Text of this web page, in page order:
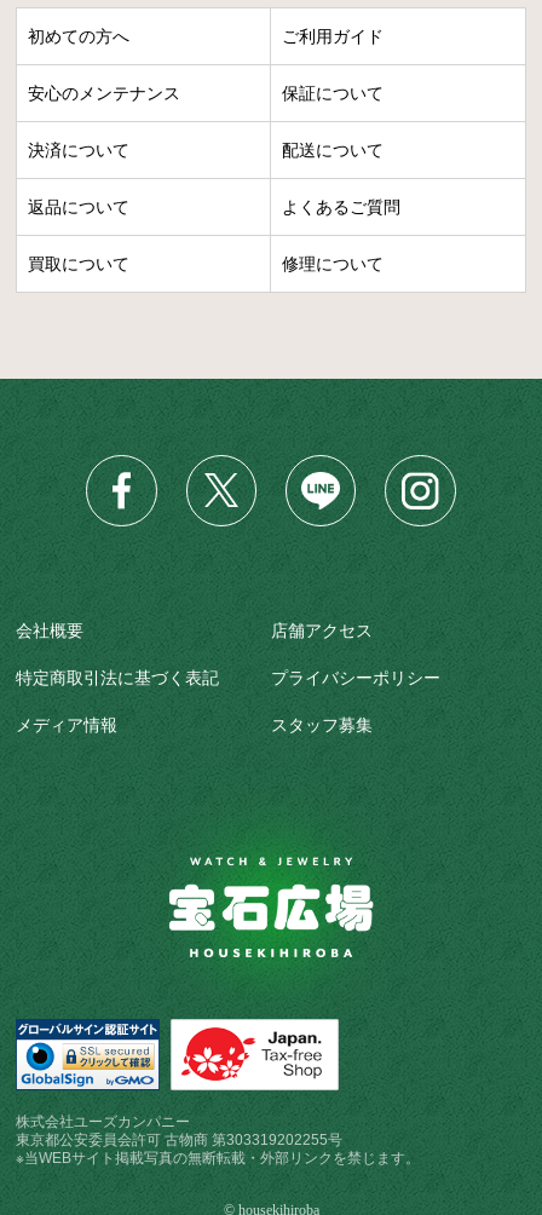
初めての方へ ご利用ガイド
安心のメンテナンス 保証について
決済について 配送について
返品について よくあるご質問
買取について 修理について
会社概要 店舗アクセス
特定商取引法に基づく表記 プライバシーポリシー
メディア情報 スタッフ募集
株式会社ユーズカンパニー
東京都公安委員会許可 古物商 第303319202255号
※当WEBサイト掲載写真の無断転載・外部リンクを禁じます。
© housekihiroba